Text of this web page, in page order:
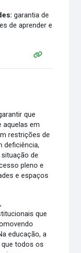
garantia de
de aprender e
que
aquelas em
restrições de
deficiência,
de
pleno e
e espaços
que
educação, a
todos os